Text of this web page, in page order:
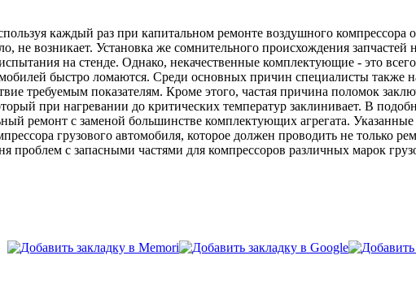
каждый раз при капитальном ремонте воздушного
не возникает. Установка же сомнительного происхождения
на стенде. Однако, некачественные комплектующие - это
быстро ломаются. Среди основных причин специалисты также
требуемым показателям. Кроме этого, частая причина поломок
при нагревании до критических температур заклинивает. В
ремонт с заменой большинстве комплектующих агрегата. Указанные
грузового автомобиля, которое должен проводить не только
проблем с запасными частями для компрессоров различных марок